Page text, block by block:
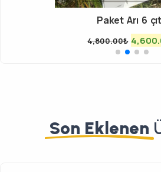
Organik Arı
20,000.00₺
Son Eklenen